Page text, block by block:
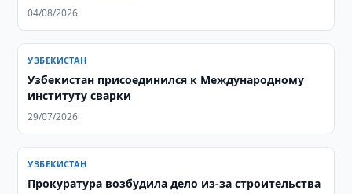
04/08/2026
УЗБЕКИСТАН
Узбекистан присоединился к Международному
институту сварки
29/07/2026
УЗБЕКИСТАН
Прокуратура возбудила дело из-за строительства